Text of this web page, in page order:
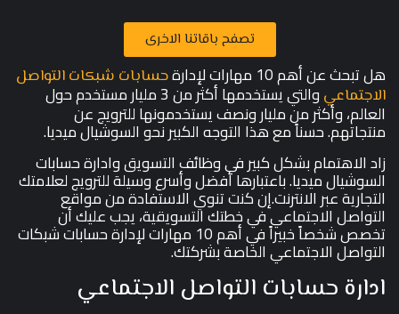
تصفح باقاتنا الاخرى
هل تبحث عن أهم 10 مهارات لإدارة
حسابات شبكات التواصل
الاجتماعي
والتي يستخدمها أكثر من 3 مليار مستخدم حول
العالم، وأكثر من مليار ونصف يستخدمونها للترويج عن
منتجاتهم. حسناً مع هذا التوجه الكبير نحو السوشيال ميديا.
زاد الاهتمام بشكل كبير في وظائف التسويق وادارة حسابات
السوشيال ميديا. باعتبارها أفضل وأسرع وسيلة للترويج لعلامتك
التجارية عبر الانترنت.إن كنت تنوي الاستفادة من مواقع
التواصل الاجتماعي في خطتك التسويقية، يجب عليك أن
تخصص شخصاً خبيراً في أهم 10 مهارات لإدارة حسابات شبكات
التواصل الاجتماعي الخاصة بشركتك.
ادارة حسابات التواصل الاجتماعي